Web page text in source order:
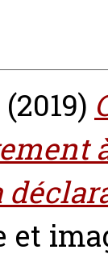
(2019)
et